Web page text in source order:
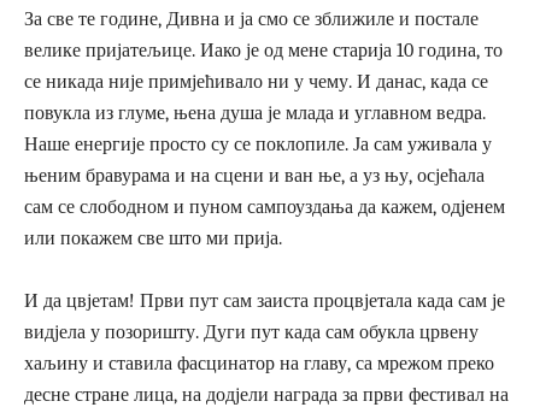
За све те године, Дивна и ја смо се зближиле и постале
велике пријатељице. Иако је од мене старија 10 година, то
се никада није примјећивало ни у чему. И данас, када се
повукла из глуме, њена душа је млада и углавном ведра.
Наше енергије просто су се поклопиле. Ја сам уживала у
њеним бравурама и на сцени и ван ње, а уз њу, осјећала
сам се слободном и пуном сампоуздања да кажем, одјенем
или покажем све што ми прија.
И да цвјетам! Први пут сам заиста процвјетала када сам је
видјела у позоришту. Дуги пут када сам обукла црвену
хаљину и ставила фасцинатор на главу, са мрежом преко
десне стране лица, на додјели награда за први фестивал на